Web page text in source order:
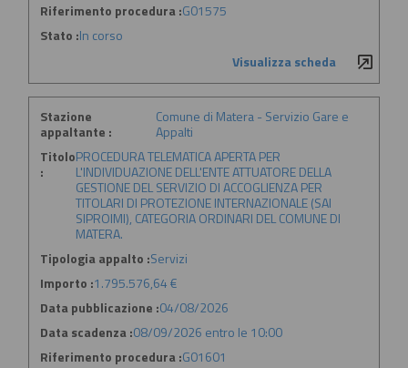
Riferimento procedura :G01575
Stato :In corso
Visualizza scheda
Stazione
appaltante :
Comune di Matera - Servizio Gare e
Appalti
Titolo
:
PROCEDURA TELEMATICA APERTA PER
L'INDIVIDUAZIONE DELL'ENTE ATTUATORE DELLA
GESTIONE DEL SERVIZIO DI ACCOGLIENZA PER
TITOLARI DI PROTEZIONE INTERNAZIONALE (SAI
SIPROIMI), CATEGORIA ORDINARI DEL COMUNE DI
MATERA.
Tipologia appalto :Servizi
Importo :1.795.576,64 €
Data pubblicazione :04/08/2026
Data scadenza :08/09/2026 entro le 10:00
Riferimento procedura :G01601